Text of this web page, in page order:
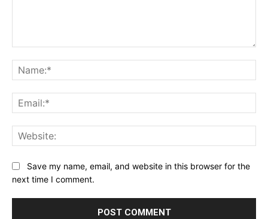
Save my name, email, and website in this browser for the
next time I comment.